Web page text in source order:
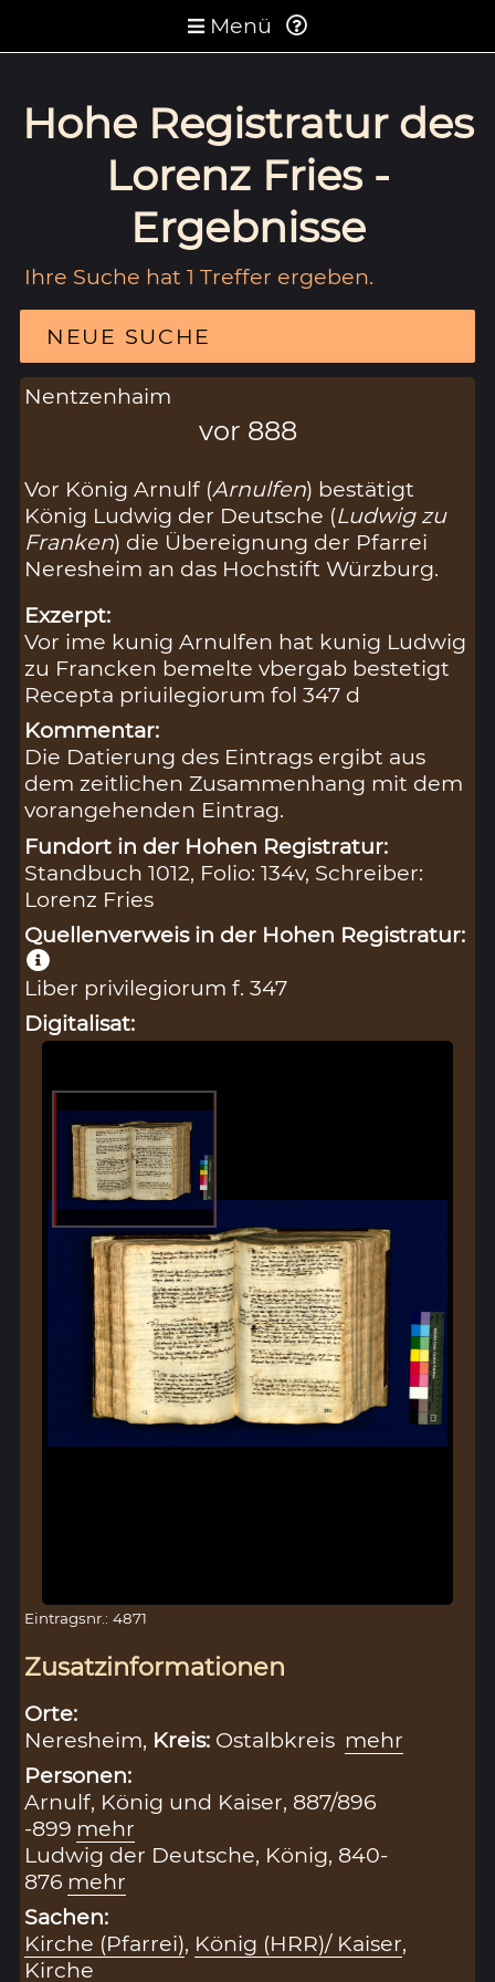
Menü
Hohe Registratur des
Lorenz Fries -
Ergebnisse
Ihre Suche hat 1 Treffer ergeben.
NEUE SUCHE
Nentzenhaim
vor 888
Vor König Arnulf (Arnulfen) bestätigt
König Ludwig der Deutsche (Ludwig zu
Franken) die Übereignung der Pfarrei
Neresheim an das Hochstift Würzburg.
Exzerpt:
Vor ime kunig Arnulfen hat kunig Ludwig
zu Francken bemelte vbergab bestetigt
Recepta priuilegiorum fol 347 d
Kommentar:
Die Datierung des Eintrags ergibt aus
dem zeitlichen Zusammenhang mit dem
vorangehenden Eintrag.
Fundort in der Hohen Registratur:
Standbuch 1012, Folio: 134v, Schreiber:
Lorenz Fries
Quellenverweis in der Hohen Registratur:
Liber privilegiorum f. 347
Digitalisat:
Eintragsnr.: 4871
Zusatzinformationen
Orte:
Neresheim, Kreis: Ostalbkreis mehr
Personen:
Arnulf, König und Kaiser, 887/896
-899 mehr
Ludwig der Deutsche, König, 840-
876 mehr
Sachen:
Kirche (Pfarrei), König (HRR)/ Kaiser,
Kirche